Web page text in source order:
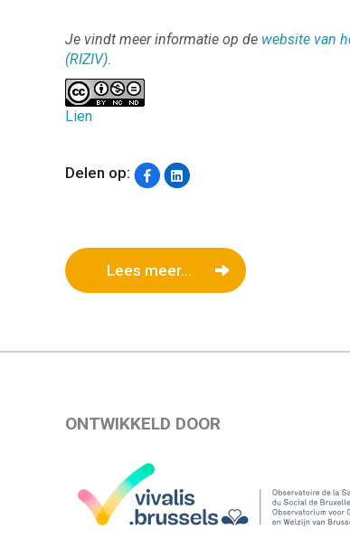
Je vindt meer informatie op de website van
(RIZIV).
Lien
Delen op:
Lees meer...
ONTWIKKELD DOOR